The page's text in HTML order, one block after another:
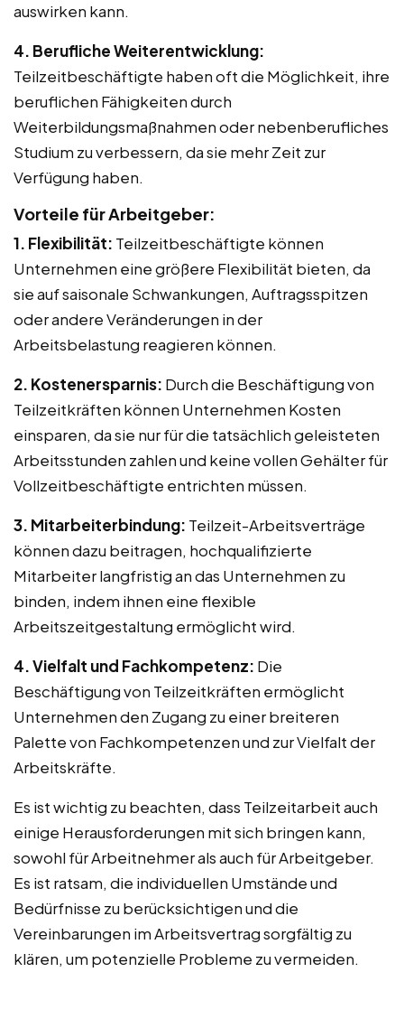
auswirken kann.
4. Berufliche Weiterentwicklung:
Teilzeitbeschäftigte haben oft die Möglichkeit, ihre
beruflichen Fähigkeiten durch
Weiterbildungsmaßnahmen oder nebenberufliches
Studium zu verbessern, da sie mehr Zeit zur
Verfügung haben.
Vorteile für Arbeitgeber:
1. Flexibilität: Teilzeitbeschäftigte können
Unternehmen eine größere Flexibilität bieten, da
sie auf saisonale Schwankungen, Auftragsspitzen
oder andere Veränderungen in der
Arbeitsbelastung reagieren können.
2. Kostenersparnis: Durch die Beschäftigung von
Teilzeitkräften können Unternehmen Kosten
einsparen, da sie nur für die tatsächlich geleisteten
Arbeitsstunden zahlen und keine vollen Gehälter für
Vollzeitbeschäftigte entrichten müssen.
3. Mitarbeiterbindung: Teilzeit-Arbeitsverträge
können dazu beitragen, hochqualifizierte
Mitarbeiter langfristig an das Unternehmen zu
binden, indem ihnen eine flexible
Arbeitszeitgestaltung ermöglicht wird.
4. Vielfalt und Fachkompetenz: Die
Beschäftigung von Teilzeitkräften ermöglicht
Unternehmen den Zugang zu einer breiteren
Palette von Fachkompetenzen und zur Vielfalt der
Arbeitskräfte.
Es ist wichtig zu beachten, dass Teilzeitarbeit auch
einige Herausforderungen mit sich bringen kann,
sowohl für Arbeitnehmer als auch für Arbeitgeber.
Es ist ratsam, die individuellen Umstände und
Bedürfnisse zu berücksichtigen und die
Vereinbarungen im Arbeitsvertrag sorgfältig zu
klären, um potenzielle Probleme zu vermeiden.